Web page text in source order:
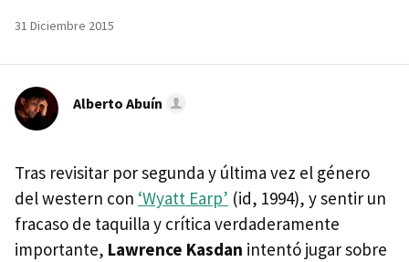
31 Diciembre 2015
Alberto Abuín
Tras revisitar por segunda y última vez el género
del western con ‘Wyatt Earp’ (id, 1994), y sentir un
fracaso de taquilla y crítica verdaderamente
importante, Lawrence Kasdan intentó jugar sobre